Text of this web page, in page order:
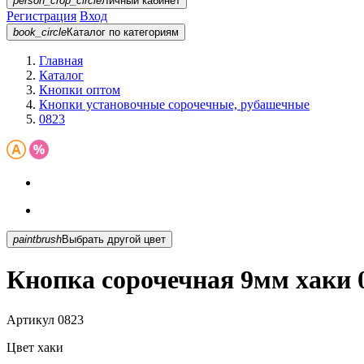
Регистрация Вход
book_circleКаталог по категориям
Главная
Каталог
Кнопки оптом
Кнопки установочные сорочечные, рубашечные
0823
paintbrush Выбрать другой цвет
Кнопка сорочечная 9мм хаки
Артикул 0823
Цвет хаки